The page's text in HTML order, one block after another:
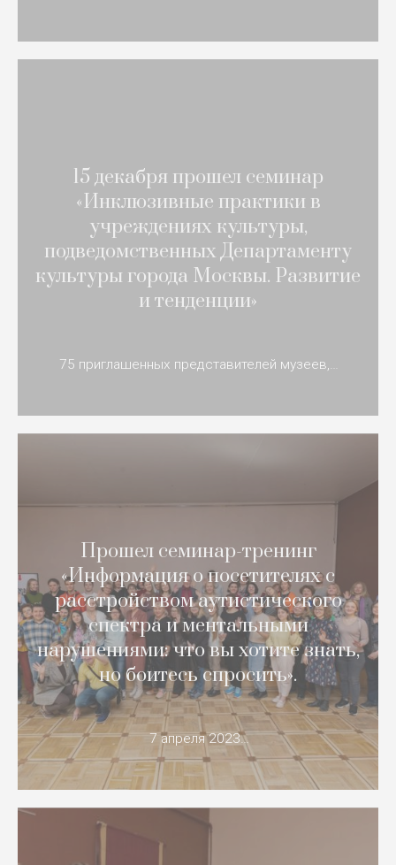
15 декабря прошел семинар
«Инклюзивные практики в
учреждениях культуры,
подведомственных Департаменту
культуры города Москвы. Развитие
и тенденции»
75 приглашенных представителей музеев,…
Прошел семинар-тренинг
«Информация о посетителях с
расстройством аутистического
спектра и ментальными
нарушениями: что вы хотите знать,
но боитесь спросить».
7 апреля 2023…